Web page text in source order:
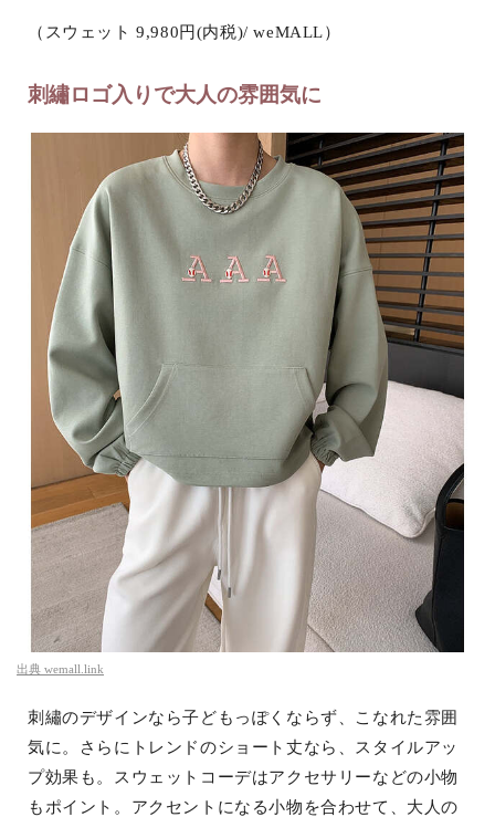
（スウェット 9,980円(内税)/ weMALL）
刺繡ロゴ入りで大人の雰囲気に
出典 wemall.link
刺繡のデザインなら子どもっぽくならず、こなれた雰囲
気に。さらにトレンドのショート丈なら、スタイルアッ
プ効果も。スウェットコーデはアクセサリーなどの小物
もポイント。アクセントになる小物を合わせて、大人の